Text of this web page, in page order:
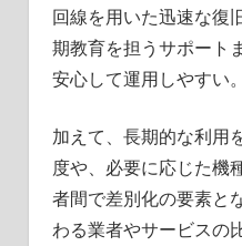
回線を用いた迅速な復
期教育を担うサポート
安心して運用しやすい。
加えて、長期的な利用
度や、必要に応じた機
者間で差別化の要素と
わる業者やサービスの